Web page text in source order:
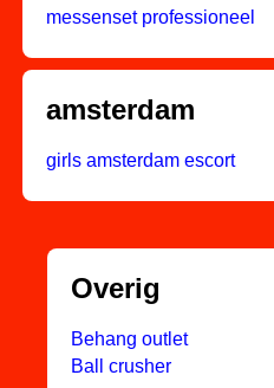
messenset professioneel
amsterdam
girls amsterdam escort
Overig
Behang outlet
Ball crusher